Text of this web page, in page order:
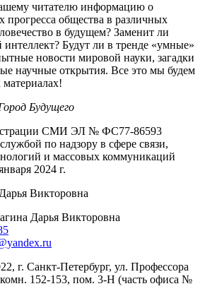
читателю информацию о
прогресса общества в различных
в будущем? Заменит ли
Будут ли в тренде «умные»
новости мировой науки, загадки
научные открытия. Все это мы будем
Будущего
СМИ ЭЛ № ФС77-86593
по надзору в сфере связи,
и массовых коммуникаций
2024 г.
Викторовна
Дарья Викторовна
г. Санкт-Петербург, ул. Профессора
152-153, пом. 3-Н (часть офиса №